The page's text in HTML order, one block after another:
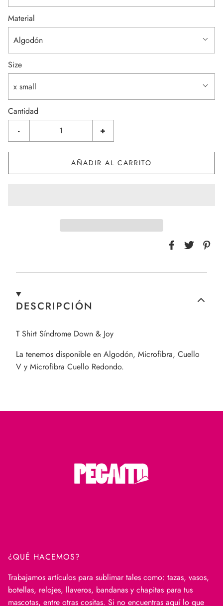
Material
Algodón
Size
x small
Cantidad
-
+
AÑADIR AL CARRITO
DESCRIPCIÓN
T Shirt Síndrome Down & Joy
La tenemos disponible en Algodón, Microfibra, Cuello
V y Microfibra Cuello Redondo.
¿QUÉ HACEMOS?
Trabajamos artículos para sublimar tales como: tazas, vasos,
botellas, relojes, llaveros, bandanas y chapitas para tus
mascotas, entre otras cositas. Si no encuentras aquí lo que